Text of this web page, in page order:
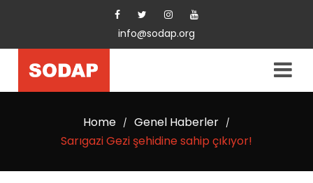
info@sodap.org
Home / Genel Haberler /
Sarıgazi Gezi şehidine sahip çıkıyor!